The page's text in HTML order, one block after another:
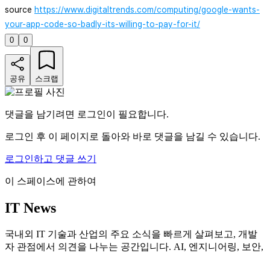
source https://www.digitaltrends.com/computing/google-wants-
your-app-code-so-badly-its-willing-to-pay-for-it/
0 0
공유 스크랩
댓글을 남기려면 로그인이 필요합니다.
로그인 후 이 페이지로 돌아와 바로 댓글을 남길 수 있습니다.
로그인하고 댓글 쓰기
이 스페이스에 관하여
IT News
국내외 IT 기술과 산업의 주요 소식을 빠르게 살펴보고, 개발
자 관점에서 의견을 나누는 공간입니다. AI, 엔지니어링, 보안,